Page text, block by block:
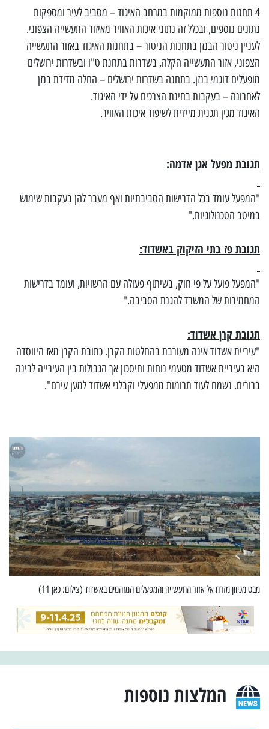
4 תחנות נוספות ממוקמות במרחב האיגוד – מסביב לעיר ומספקות
נתונים נוספים, ובכלל זה נתוני איכות האוויר מאיזור התעשייה הצפוני.
לעניין ניטור הבנזן בתחנות הניטור – בתחנות האיגוד באזור התעשייה
הצפוני, אזור התעשייה הקלה, בשדרות בתחנת ט"ו ובשדרות ירושלים
מופעלים דוגמי בנזן. בתחנה בשדרות ירושלים – החלה מדידת בנזן
לאחרונה – בעקבות בחינת הצרכים על ידי האיגוד.
האיגוד מכין תכנית מיידית לשיפור איכות האוויר.
תגובת מפעל אגן אדמה:
"המפעל עומד בכל הדרישות הסביבתיות ואף מעבר להן בעקבות שימוש
במיטב הטכנולוגיות."
תגובת פז בתי הזיקוק באשדוד:
"המפעל פועל על פי חוק, בשיתוף פעולה עם הרשויות, ועומד בדרישות
המחמירות של המשרד להגנת הסביבה."
תגובת קרן אשדוד:
"עיריית אשדוד אינה מעורבת בהחלטות הקרן. כתובת הקרן מאז היווסדה
היא בעיריית אשדוד מטעמי נוחות וחיסכון אך הגבולות בין העירייה לבינה
ברורים. נשמח לעוד תרומות ממפעלי וקבלני אשדוד למען עירם".
מבט מכיוון מזרח אל אזור התעשייה והמפעלים המזהמים באשדוד (צילום: כאן 11)
המלצות נוספות